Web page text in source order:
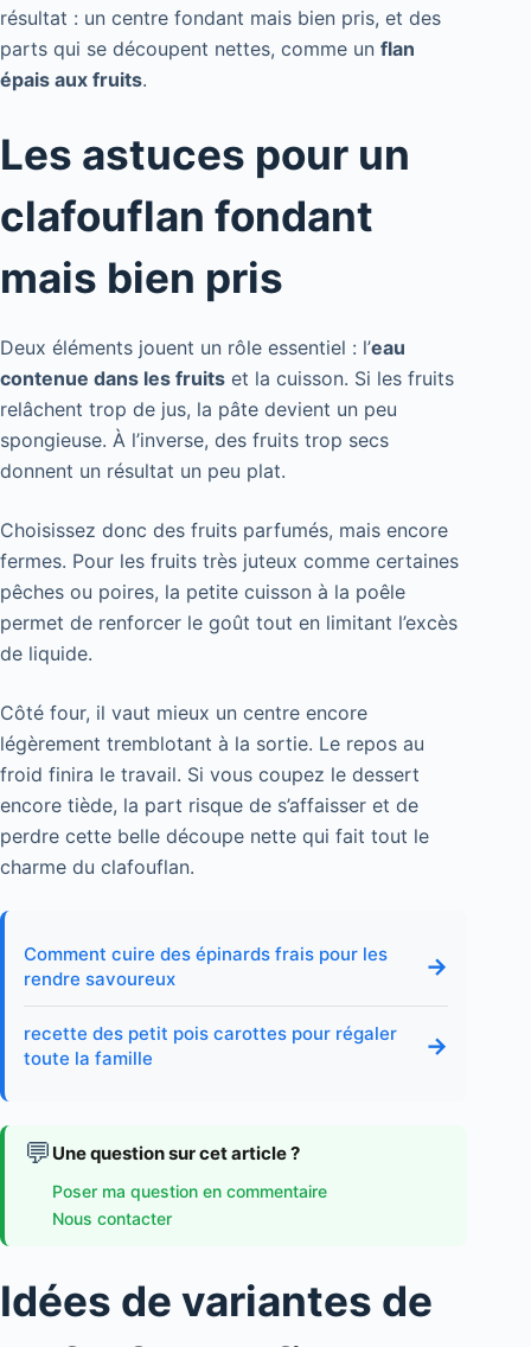
résultat : un centre fondant mais bien pris, et des
parts qui se découpent nettes, comme un flan
épais aux fruits.
Les astuces pour un
clafouflan fondant
mais bien pris
Deux éléments jouent un rôle essentiel : l’eau
contenue dans les fruits et la cuisson. Si les fruits
relâchent trop de jus, la pâte devient un peu
spongieuse. À l’inverse, des fruits trop secs
donnent un résultat un peu plat.
Choisissez donc des fruits parfumés, mais encore
fermes. Pour les fruits très juteux comme certaines
pêches ou poires, la petite cuisson à la poêle
permet de renforcer le goût tout en limitant l’excès
de liquide.
Côté four, il vaut mieux un centre encore
légèrement tremblotant à la sortie. Le repos au
froid finira le travail. Si vous coupez le dessert
encore tiède, la part risque de s’affaisser et de
perdre cette belle découpe nette qui fait tout le
charme du clafouflan.
Comment cuire des épinards frais pour les
rendre savoureux
→
recette des petit pois carottes pour régaler
toute la famille
→
💬 Une question sur cet article ?
Poser ma question en commentaire
Nous contacter
Idées de variantes de